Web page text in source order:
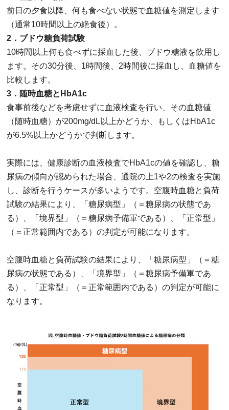
前日の夕食以降、何も食べない状態で血糖値を測定します
（通常10時間以上の絶食後）。
2．ブドウ糖負荷試験
10時間以上何も食べずに採血した後、ブドウ糖液を飲用し
ます。その30分後、1時間後、2時間後に採血し、血糖値を
比較します。
3．随時血糖とHbA1c
食事前後などを考慮せずに血液検査を行い、その血糖値
（随時血糖）が200mg/dL以上かどうか、もしくはHbA1c
が6.5%以上かどうかで判断します。
実際には、健康診断の血液検査でHbA1cの値を確認し、糖
尿病の傾向が認められた場合、通院の上1や2の検査を実施
し、診断を行うケースが多いようです。空腹時血糖と負荷
試験の結果により、「糖尿病型」（＝糖尿病の状態であ
る）、「境界型」（＝糖尿病予備軍である）、「正常型」
（＝正常範囲内である）の判定が可能になります。
空腹時血糖と負荷試験の結果により、「糖尿病型」（＝糖
尿病の状態である）、「境界型」（＝糖尿病予備軍であ
る）、「正常型」（＝正常範囲内である）の判定が可能に
なります。